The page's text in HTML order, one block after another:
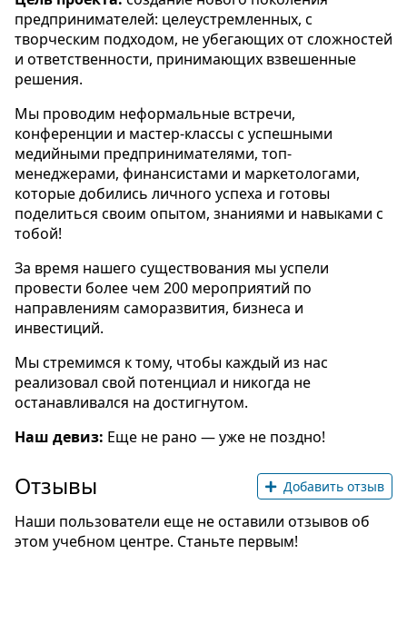
предпринимателей: целеустремленных, с
творческим подходом, не убегающих от сложностей
и ответственности, принимающих взвешенные
решения.
Мы проводим неформальные встречи,
конференции и мастер-классы с успешными
медийными предпринимателями, топ-
менеджерами, финансистами и маркетологами,
которые добились личного успеха и готовы
поделиться своим опытом, знаниями и навыками с
тобой!
За время нашего существования мы успели
провести более чем 200 мероприятий по
направлениям саморазвития, бизнеса и
инвестиций.
Мы стремимся к тому, чтобы каждый из нас
реализовал свой потенциал и никогда не
останавливался на достигнутом.
Наш девиз: Еще не рано — уже не поздно!
Отзывы Добавить отзыв
Наши пользователи еще не оставили отзывов об
этом учебном центре. Станьте первым!